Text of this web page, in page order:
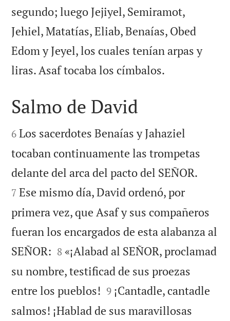
segundo; luego Jejiyel, Semiramot,
Jehiel, Matatías, Eliab, Benaías, Obed
Edom y Jeyel, los cuales tenían arpas y
liras. Asaf tocaba los címbalos.

Salmo de David

6 Los sacerdotes Benaías y Jahaziel
tocaban continuamente las trompetas
delante del arca del pacto del SEÑOR.
7 Ese mismo día, David ordenó, por
primera vez, que Asaf y sus compañeros
fueran los encargados de esta alabanza al
SEÑOR: 

8 «¡Alabad al SEÑOR, proclamad
su nombre, testificad de sus proezas
entre los pueblos! 

9 ¡Cantadle, cantadle
salmos! ¡Hablad de sus maravillosas